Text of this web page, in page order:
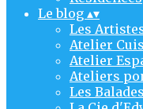
Le blog ▴▾
Les
Atelier
Atelier
Ateliers
Les